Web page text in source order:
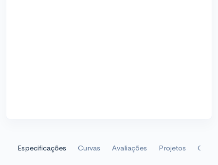
Especificações Curvas Avaliações Projetos